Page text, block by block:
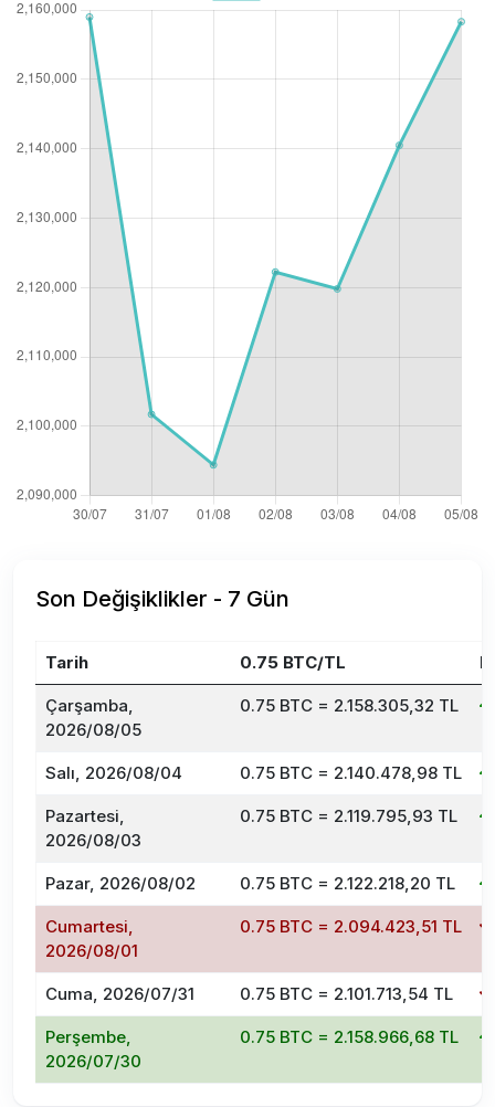
Son Değişiklikler - 7 Gün
Tarih 0.75 BTC/TL
Çarşamba,
2026/08/05
0.75 BTC = 2.158.305,32 TL
Salı, 2026/08/04 0.75 BTC = 2.140.478,98 TL
Pazartesi,
2026/08/03
0.75 BTC = 2.119.795,93 TL
Pazar, 2026/08/02 0.75 BTC = 2.122.218,20 TL
Cumartesi,
2026/08/01
0.75 BTC = 2.094.423,51 TL
Cuma, 2026/07/31 0.75 BTC = 2.101.713,54 TL
Perşembe,
2026/07/30
0.75 BTC = 2.158.966,68 TL